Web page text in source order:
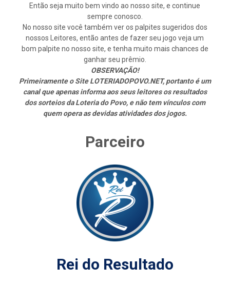
Então seja muito bem vindo ao nosso site, e continue
sempre conosco.
No nosso site você também ver os palpites sugeridos dos
nossos Leitores, então antes de fazer seu jogo veja um
bom palpite no nosso site, e tenha muito mais chances de
ganhar seu prêmio.
OBSERVAÇÃO!
Primeiramente o Site LOTERIADOPOVO.NET, portanto é um
canal que apenas informa aos seus leitores os resultados
dos sorteios da Loteria do Povo, e não tem vínculos com
quem opera as devidas atividades dos jogos.
Parceiro
Rei do Resultado